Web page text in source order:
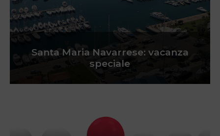
Santa Maria Navarrese: vacanza
speciale